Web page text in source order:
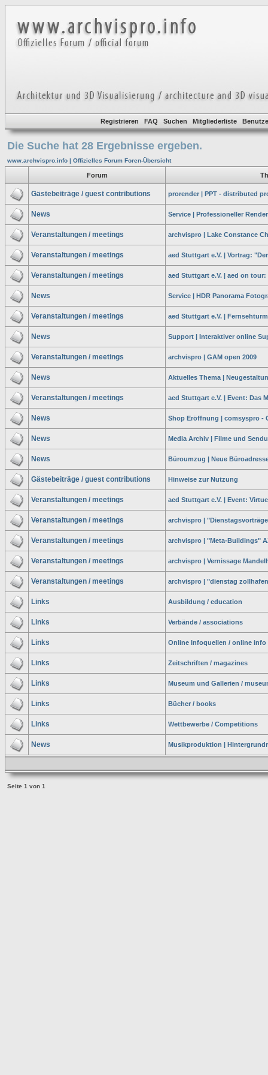
Registrieren FAQ Suchen Mitgliederliste
Die Suche hat 28 Ergebnisse ergeben.
www.archvispro.info | Offizielles Forum Foren-Übersicht
Forum
Gästebeiträge / guest contributions prorender | PPT - distributed
News Service | Professioneller
Veranstaltungen / meetings archvispro | Lake Constance
Veranstaltungen / meetings aed Stuttgart e.V. | Vortrag:
Veranstaltungen / meetings aed Stuttgart e.V. | aed on
News Service | HDR Panorama
Veranstaltungen / meetings aed Stuttgart e.V. |
News Support | Interaktiver online
Veranstaltungen / meetings archvispro | GAM open 2009
News Aktuelles Thema |
Veranstaltungen / meetings aed Stuttgart e.V. | Event: Das
News Shop Eröffnung | comsyspro -
News Media Archiv | Filme und
News Büroumzug | Neue
Gästebeiträge / guest contributions Hinweise zur Nutzung
Veranstaltungen / meetings aed Stuttgart e.V. | Event:
Veranstaltungen / meetings archvispro |
Veranstaltungen / meetings archvispro | "Meta-Buildings"
Veranstaltungen / meetings archvispro | Vernissage
Veranstaltungen / meetings archvispro | "dienstag
Links Ausbildung / education
Links Verbände / associations
Links Online Infoquellen / online info
Links Zeitschriften / magazines
Links Museum und Gallerien /
Links Bücher / books
Links Wettbewerbe / Competitions
News Musikproduktion |
Seite 1 von 1